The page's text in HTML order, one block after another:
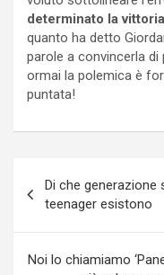
determinato la
quanto ha detto
parole a convincerla
ormai la polemica è
puntata!
articoli
Di che generazione
teenager esistono
Noi lo chiamiamo